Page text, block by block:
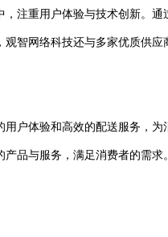
注重用户体验与技术创新。
智网络科技还与多家优质供应
户体验和高效的配送服务，
品与服务，满足消费者的需